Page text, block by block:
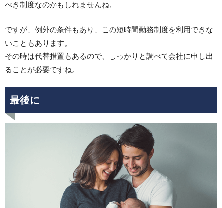
べき制度なのかもしれませんね。
ですが、例外の条件もあり、この短時間勤務制度を利用できな
いこともあります。
その時は代替措置もあるので、しっかりと調べて会社に申し出
ることが必要ですね。
最後に